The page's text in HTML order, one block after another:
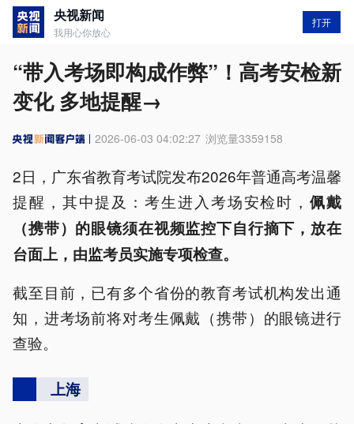
央视新闻
我用心你放心
打开
“带入考场即构成作弊”！高考安检新
变化 多地提醒→
2026-06-03 04:02:27 浏览量3359158
2日，广东省教育考试院发布2026年普通高考温馨
提醒，其中提及：考生进入考场安检时，佩戴
（携带）的眼镜须在视频监控下自行摘下，放在
台面上，由监考员实施专项检查。
截至目前，已有多个省份的教育考试机构发出通
知，进考场前将对考生佩戴（携带）的眼镜进行
查验。
上海